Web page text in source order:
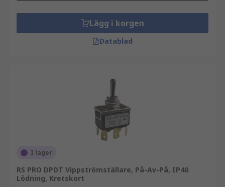
Lägg i korgen
Datablad
I lager
RS PRO DPDT Vippströmställare, På-Av-På, IP40
Lödning, Kretskort